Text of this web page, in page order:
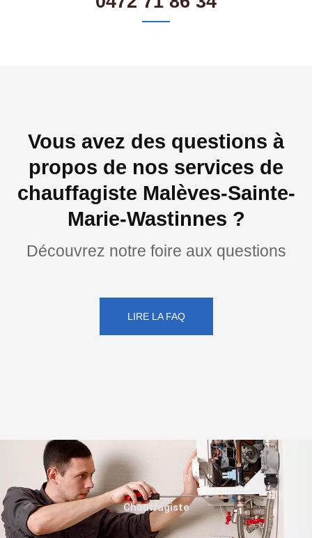
Vous avez des questions à
propos de nos services de
chauffagiste Malèves-Sainte-
Marie-Wastinnes ?
Découvrez notre foire aux questions
LIRE LA FAQ
Chauffagiste